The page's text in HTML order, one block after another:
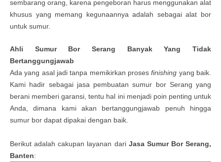
sembarang orang, karena pengeboran harus menggunakan alat
khusus yang memang kegunaannya adalah sebagai alat bor
untuk sumur.
Ahli Sumur Bor Serang Banyak Yang Tidak
Bertanggungjawab
Ada yang asal jadi tanpa memikirkan prosesfinishing yang baik.
Kami hadir sebagai jasa pembuatan sumur bor Serang yang
berani memberi garansi, tentu hal ini menjadi poin penting untuk
Anda, dimana kami akan bertanggungjawab penuh hingga
sumur bor dapat dipakai dengan baik.
Berikut adalah cakupan layanan dari Jasa Sumur Bor Serang,
Banten: